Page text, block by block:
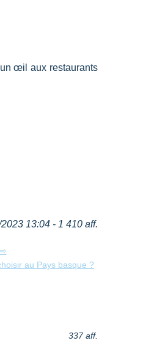
œil aux restaurants
13:04 - 1 410 aff.
au Pays basque ?
337 aff.